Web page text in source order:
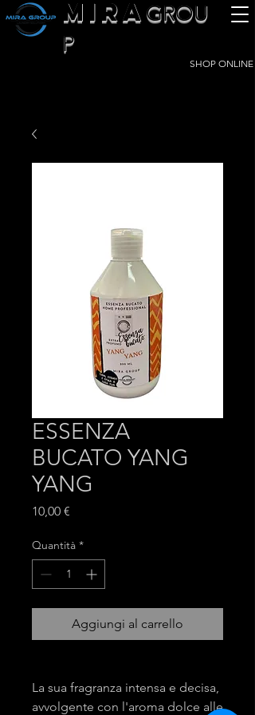
SHOP ONLINE
MIRA GROU
P
ESSENZA
BUCATO YANG
YANG
10,00 €
Quantità *
Aggiungi al carrello
La sua fragranza intensa e decisa,
avvolgente con l'aroma dolce alle